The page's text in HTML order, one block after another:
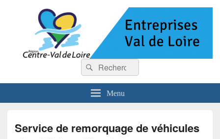
Entreprises Val de Loire
Recherche :
Rechercher
Menu
Service de remorquage de véhicules